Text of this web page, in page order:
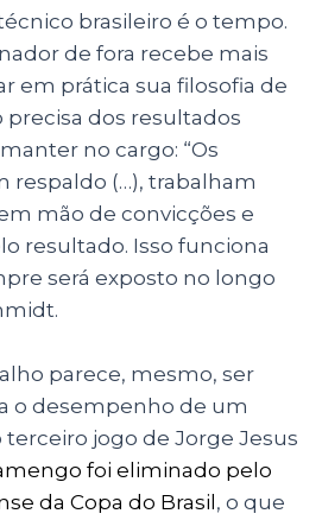
brasileiro é o tempo.
de fora recebe mais
em prática sua filosofia de
precisa dos resultados
no cargo: “Os
respaldo (…), trabalham
mão de convicções e
resultado. Isso funciona
será exposto no longo
parece, mesmo, ser
o desempenho de um
jogo de Jorge Jesus
foi eliminado pelo
da Copa do Brasil, o que